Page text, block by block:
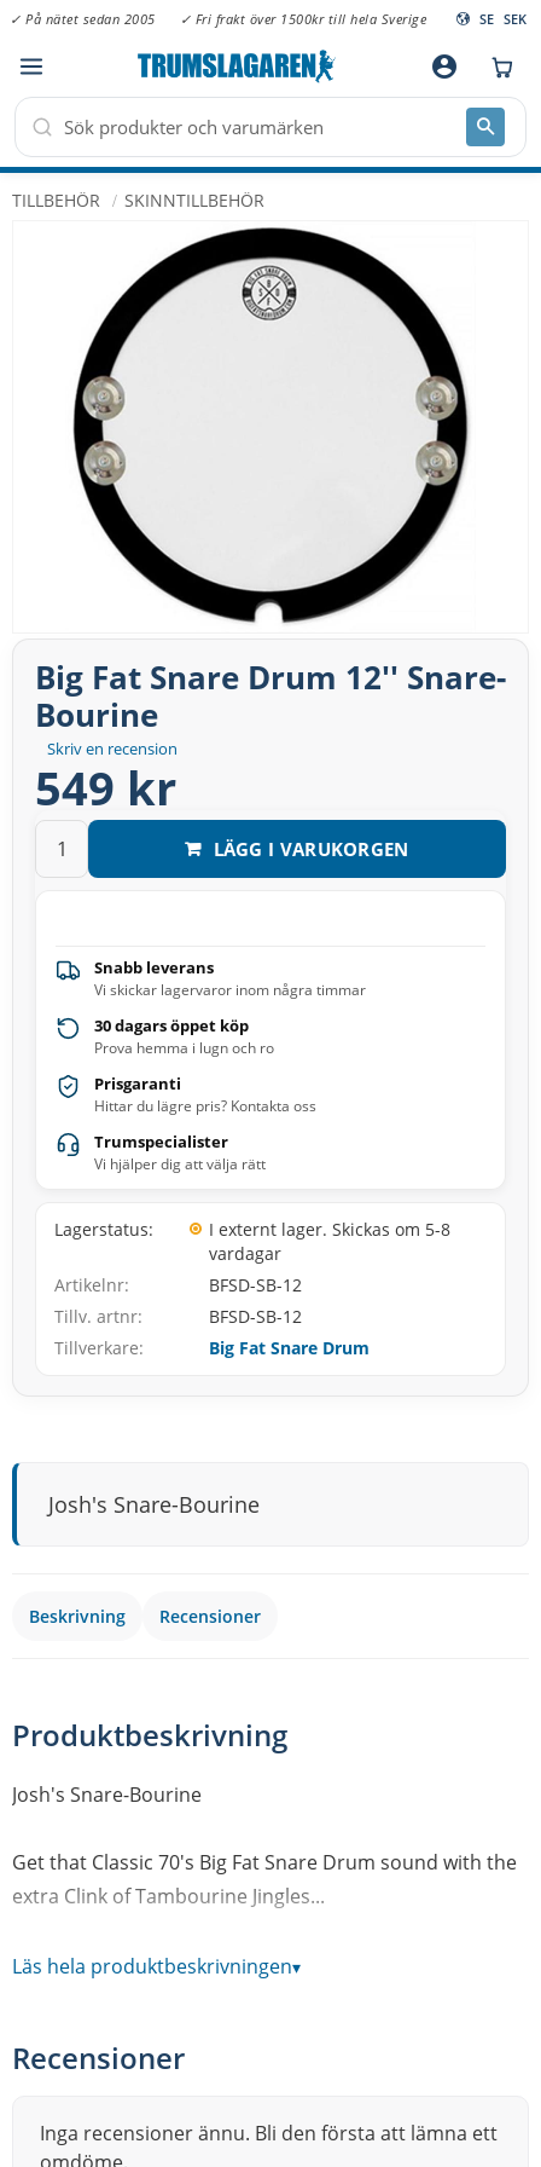
Meny
✓ På nätet sedan 2005 ✓ Fri frakt över 1500kr till hela Sverige SE SEK
account_circle
TILLBEHÖR SKINNTILLBEHÖR
Skriv en recension
Big Fat Snare Drum 12'' Snare-
Bourine
549 kr
LÄGG I VARUKORGEN
Snabb leverans
Vi skickar lagervaror inom några timmar
30 dagars öppet köp
Prova hemma i lugn och ro
Prisgaranti
Hittar du lägre pris? Kontakta oss
Trumspecialister
Vi hjälper dig att välja rätt
Lagerstatus
I externt lager. Skickas om 5-8
vardagar
Artikelnr
BFSD-SB-12
Tillv. artnr
BFSD-SB-12
Tillverkare
Big Fat Snare Drum
Josh's Snare-Bourine
Beskrivning Recensioner
Produktbeskrivning
Josh's Snare-Bourine
Get that Classic 70's Big Fat Snare Drum sound with the
extra Clink of Tambourine Jingles...
Instantly Transform The Sound Of Your Drums…
inspired BIG FAT SNARE DRUM. BFSD lowers the
hassle. Simply placed on top of your existing Snare or
Läs hela produktbeskrivningen▾
Recensioner
Inga recensioner ännu. Bli den första att lämna ett